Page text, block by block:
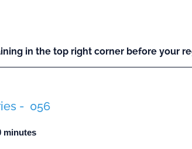
in the top right corner before your
- 056
minutes